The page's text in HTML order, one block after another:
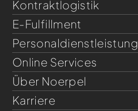
Kontraktlogistik
E-Fulfillment
Personaldienst­leistung
Online Services
Über Noerpel
Karriere